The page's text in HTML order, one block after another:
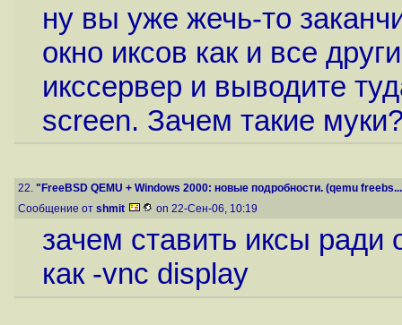
ну вы уже жечь-то
окно иксов как и все
икссервер и выводите
screen. Зачем такие
22. "FreeBSD QEMU + Windows 2000: новые подробности. (qemu
Сообщение от shmit on 22-Сен-06, 10:19
зачем ставить иксы ради
как -vnc display